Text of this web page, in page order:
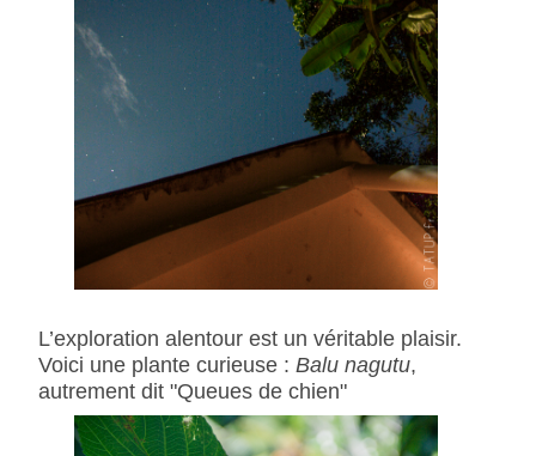
L’exploration alentour est un véritable plaisir.
Voici une plante curieuse : Balu nagutu,
autrement dit "Queues de chien"